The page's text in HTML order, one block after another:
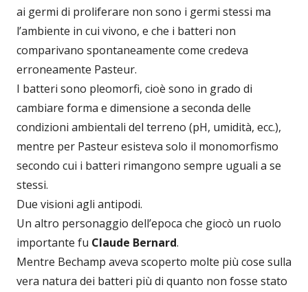
ai germi di proliferare non sono i germi stessi ma
l’ambiente in cui vivono, e che i batteri non
comparivano spontaneamente come credeva
erroneamente Pasteur.
I batteri sono pleomorfi, cioè sono in grado di
cambiare forma e dimensione a seconda delle
condizioni ambientali del terreno (pH, umidità, ecc.),
mentre per Pasteur esisteva solo il monomorfismo
secondo cui i batteri rimangono sempre uguali a se
stessi.
Due visioni agli antipodi.
Un altro personaggio dell’epoca che giocò un ruolo
importante fu Claude Bernard.
Mentre Bechamp aveva scoperto molte più cose sulla
vera natura dei batteri più di quanto non fosse stato